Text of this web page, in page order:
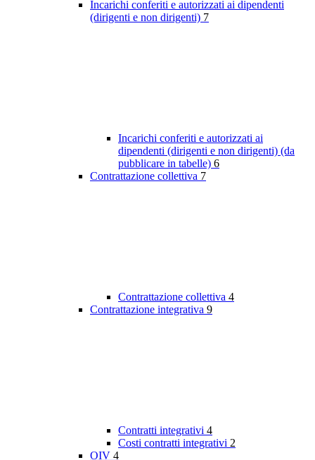
Incarichi conferiti e autorizzati ai dipendenti
(dirigenti e non dirigenti) 7
Incarichi conferiti e autorizzati ai
dipendenti (dirigenti e non dirigenti) (da
pubblicare in tabelle) 6
Contrattazione collettiva 7
Contrattazione collettiva 4
Contrattazione integrativa 9
Contratti integrativi 4
Costi contratti integrativi 2
OIV 4